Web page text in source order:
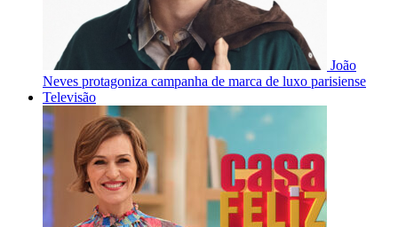
João
Neves protagoniza campanha de marca de luxo parisiense
Televisão